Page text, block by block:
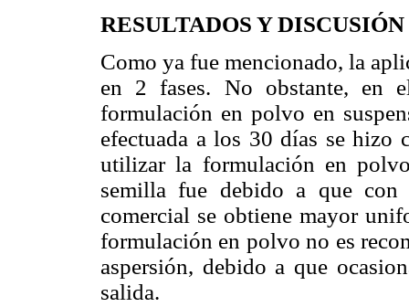
RESULTADOS Y DISCUSIÓN
Como ya fue mencionado, la
en 2 fases. No obstante, en
formulación en polvo en
efectuada a los 30 días se
utilizar la formulación en
semilla fue debido a que con
comercial se obtiene mayor
formulación en polvo no es
aspersión, debido a que
salida.